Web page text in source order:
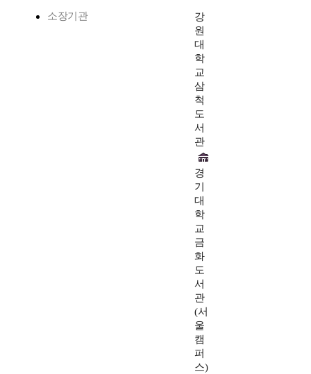
소장기관
강
원
대
학
교
삼
척
도
서
관
경
기
대
학
교
금
화
도
서
관
(서
울
캠
퍼
스)